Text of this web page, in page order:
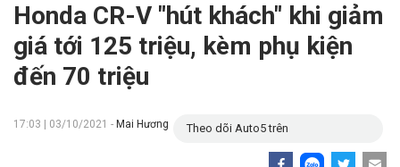
Honda CR-V "hút khách" khi giảm
giá tới 125 triệu, kèm phụ kiện
đến 70 triệu
17:03 | 03/10/2021 - Mai Hương Theo dõi Auto5 trên